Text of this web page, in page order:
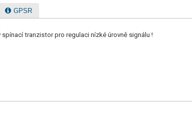
GPSR
tranzistor pro regulaci nízké úrovně signálu !